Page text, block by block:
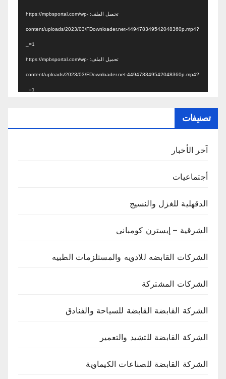
تحميل الملف: https://mpbsportal.com/wp-
content/uploads/2023/03/FDownloader.net-449478349542048360p.mp4?
_=1
تحميل الملف: https://mpbsportal.com/wp-
content/uploads/2023/03/FDownloader.net-449478349542048360p.mp4?
_=1
تصنيفات
آخر الأخبار
أجتماعيات
الدقهلية للغزل والنسيج
الشرقية – إيسترن كومبانى
الشركات القابضه للادويه والمستلزمات الطبيه
الشركات المشتركة
الشركة القابضة القابضة للسياحة والفنادق
الشركة القابضة للتشيد والتعمير
الشركة القابضة للصناعات الكيماوية